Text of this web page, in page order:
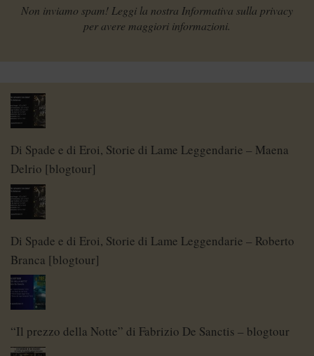
Non inviamo spam! Leggi la nostra Informativa sulla privacy
per avere maggiori informazioni.
Di Spade e di Eroi, Storie di Lame Leggendarie – Maena
Delrio [blogtour]
Di Spade e di Eroi, Storie di Lame Leggendarie – Roberto
Branca [blogtour]
“Il prezzo della Notte” di Fabrizio De Sanctis – blogtour